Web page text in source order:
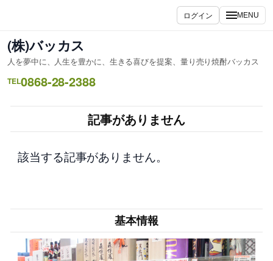
を
ス
キ
ッ
ログイン MENU
(株)バッカス
人を夢中に、人生を豊かに、生きる喜びを提案、量り売り焼酎バッカス
TEL0868-28-2388
記事がありません
該当する記事がありません。
基本情報